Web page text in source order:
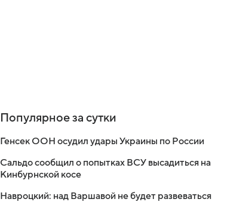
Популярное за сутки
Генсек ООН осудил удары Украины по России
Сальдо сообщил о попытках ВСУ высадиться на
Кинбурнской косе
Навроцкий: над Варшавой не будет развеваться